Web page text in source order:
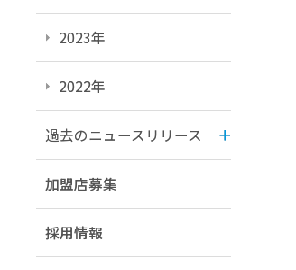
2023年
2022年
過去のニュースリリース
加盟店募集
採用情報